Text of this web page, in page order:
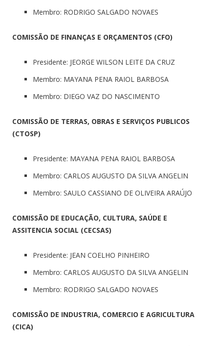
Membro: RODRIGO SALGADO NOVAES
COMISSÃO DE FINANÇAS E ORÇAMENTOS (CFO)
Presidente: JEORGE WILSON LEITE DA CRUZ
Membro: MAYANA PENA RAIOL BARBOSA
Membro: DIEGO VAZ DO NASCIMENTO
COMISSÃO DE TERRAS, OBRAS E SERVIÇOS PUBLICOS
(CTOSP)
Presidente: MAYANA PENA RAIOL BARBOSA
Membro: CARLOS AUGUSTO DA SILVA ANGELIN
Membro: SAULO CASSIANO DE OLIVEIRA ARAÚJO
COMISSÃO DE EDUCAÇÃO, CULTURA, SAÚDE E
ASSITENCIA SOCIAL (CECSAS)
Presidente: JEAN COELHO PINHEIRO
Membro: CARLOS AUGUSTO DA SILVA ANGELIN
Membro: RODRIGO SALGADO NOVAES
COMISSÃO DE INDUSTRIA, COMERCIO E AGRICULTURA
(CICA)